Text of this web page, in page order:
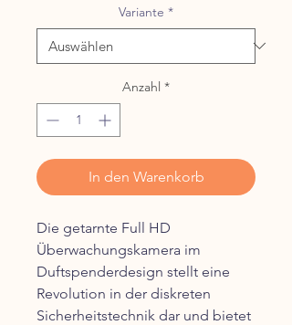
Variante *
Anzahl *
In den Warenkorb
Die getarnte Full HD
Überwachungskamera im
Duftspenderdesign stellt eine
Revolution in der diskreten
Sicherheitstechnik dar und bietet